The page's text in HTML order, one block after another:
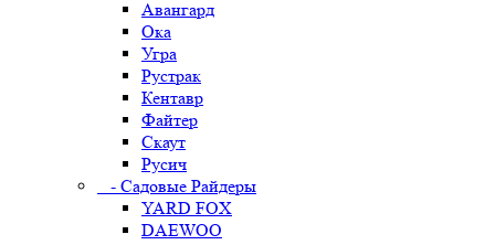
Авангард
Ока
Угра
Рустрак
Кентавр
Файтер
Скаут
Русич
- Садовые Райдеры
YARD FOX
DAEWOO